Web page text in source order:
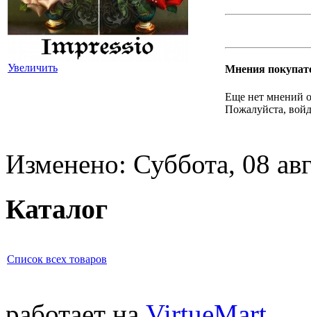
Увеличить Мнения
Еще нет мнений
Пожалуйста,
Изменено: Суббота, 08
Каталог
Список всех товаров